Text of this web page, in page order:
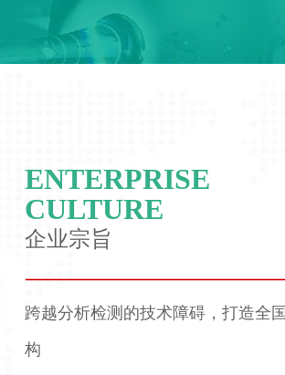
ENTERPRISE
CULTURE
企业宗旨
跨越分析检测的技术障碍，打造全
构